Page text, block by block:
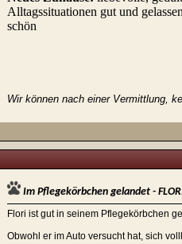
Alltagssituationen gut und
schön
Wir können nach einer Vermittlung,
Im Pflegekörbchen gelandet -
Flori ist gut in seinem Pflegekörbchen
Obwohl er im Auto versucht hat, sich